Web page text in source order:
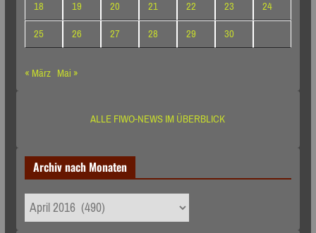
18
19 20 21 22 23
24
25
26 27 28 29
30
« März Mai »
ALLE FIWO-NEWS IM ÜBERBLICK
Archiv nach Monaten
Archiv
nach